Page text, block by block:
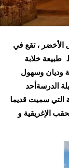
الأخضر ، تقع في
خلابة
وديان وسهول
الدرسةأحد
التي سميت قديما
الإغريقية و